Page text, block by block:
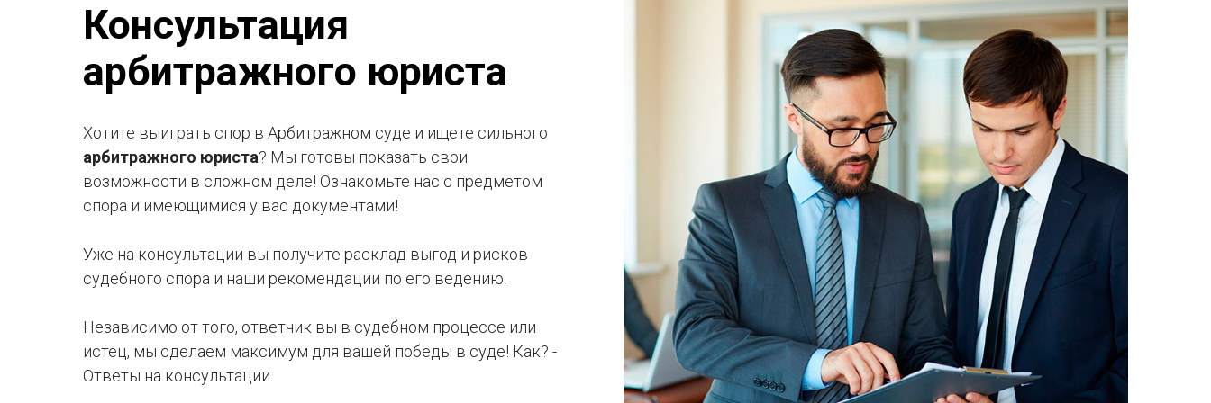
стадии назревания или в суде, когда арбитражный спор уже ведется!
Консультация
арбитражного юриста
Хотите выиграть спор в Арбитражном суде и ищете сильного
арбитражного юриста? Мы готовы показать свои
возможности в сложном деле! Ознакомьте нас с предметом
спора и имеющимися у вас документами!
Уже на консультации вы получите расклад выгод и рисков
судебного спора и наши рекомендации по его ведению.
Независимо от того, ответчик вы в судебном процессе или
истец, мы сделаем максимум для вашей победы в суде! Как? -
Ответы на консультации.